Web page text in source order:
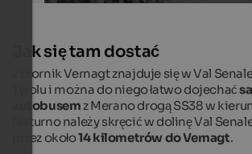
Jak się tam dostać
Zbiornik Vernagt znajduje się w Val
Tyrolu i można do niego łatwo dojechać
autobusem z Merano drogą SS38 w
Naturno należy skręcić w dolinę Val
przez około14 kilometrów do Vernagt.